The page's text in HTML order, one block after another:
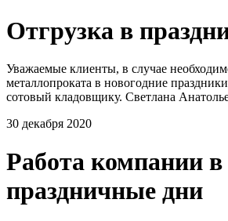
Отгрузка в
Уважаемые клиенты, в случае
металлопроката в новогодние
сотовый кладовщику. Светлана
30 декабря 2020
Работа компании в
праздничные дни